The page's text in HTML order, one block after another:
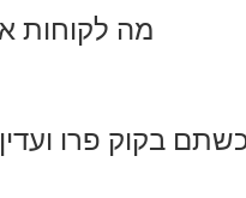
מה לקוחות
בקוק פרו